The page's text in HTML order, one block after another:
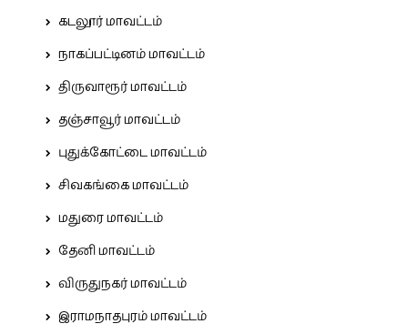
கடலூர் மாவட்டம்
நாகப்பட்டினம் மாவட்டம்
திருவாரூர் மாவட்டம்
தஞ்சாவூர் மாவட்டம்
புதுக்கோட்டை மாவட்டம்
சிவகங்கை மாவட்டம்
மதுரை மாவட்டம்
தேனி மாவட்டம்
விருதுநகர் மாவட்டம்
இராமநாதபுரம் மாவட்டம்